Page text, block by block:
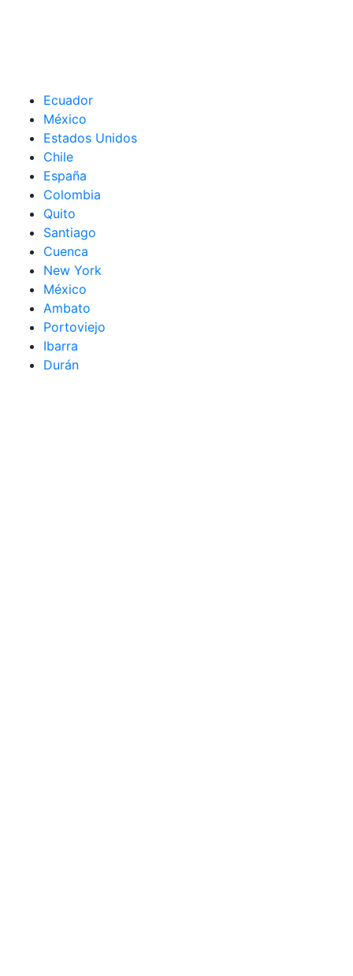
Ecuador
México
Estados Unidos
Chile
España
Colombia
Quito
Santiago
Cuenca
New York
México
Ambato
Portoviejo
Ibarra
Durán